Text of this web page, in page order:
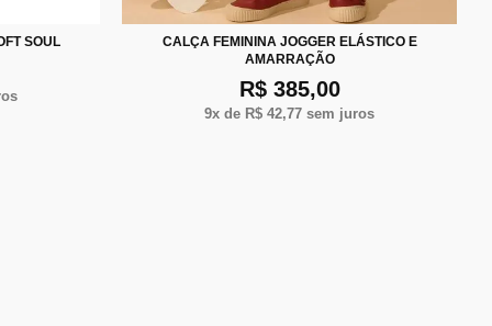
SOUL
CALÇA FEMININA JOGGER ELÁSTICO E
AMARRAÇÃO
R$ 385,00
9x de R$ 42,77 sem juros
P M G XG